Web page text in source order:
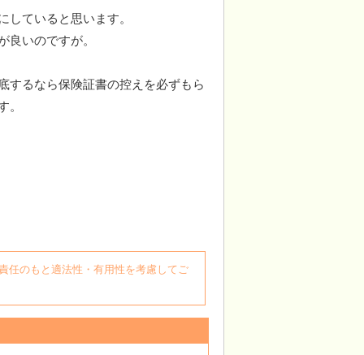
していると思います。
良いのですが。
するなら保険証書の控えを必ずもら
。
任のもと適法性・有用性を考慮してご